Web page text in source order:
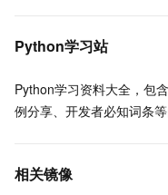
Python学习站
Python学习资料大全，包
例分享、开发者必知词条等
相关镜像